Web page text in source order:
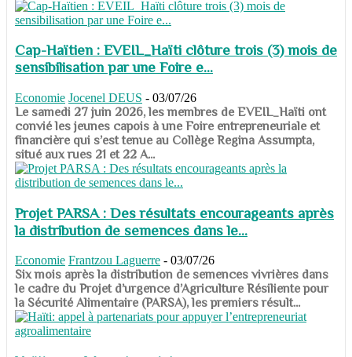
Cap-Haïtien : EVEIL_Haïti clôture trois (3) mois de
sensibilisation par une Foire e...
Economie Jocenel DEUS - 03/07/26
Le samedi 27 juin 2026, les membres de EVEIL_Haïti ont
convié les jeunes capois à une Foire entrepreneuriale et
financière qui s’est tenue au Collège Regina Assumpta,
situé aux rues 21 et 22 A...
Projet PARSA : Des résultats encourageants après
la distribution de semences dans le...
Economie Frantzou Laguerre - 03/07/26
​​​​​​​Six mois après la distribution de semences vivrières dans
le cadre du Projet d’urgence d’Agriculture Résiliente pour
la Sécurité Alimentaire (PARSA), les premiers résult...